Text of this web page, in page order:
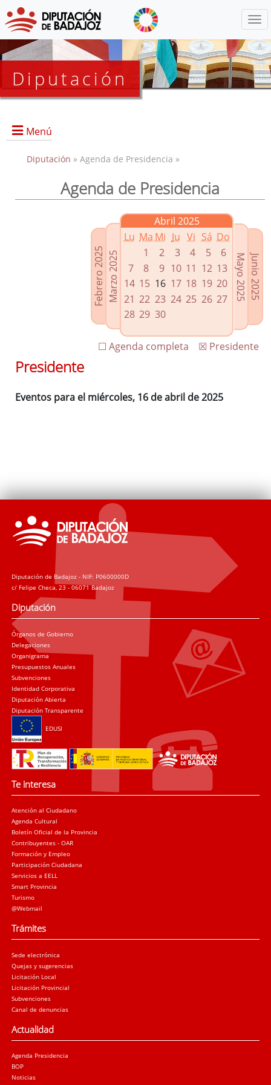
Diputación
Menú
Presidencia
Enlaces relacionados
Agenda de Presidencia
Plenos provinciales y Juntas de gobierno
Oficina de Proyectos Europeos
Diputación » Agenda de Presidencia »
Agenda de Presidencia
Febrero 2025Marzo 2025
Abril 2025
Lu Ma Mi Ju Vi Sá Do
1
2 3 4 5
6
7
8 9 10 11 12 13
14 15 16 17 18 19 20
21 22 23 24 25 26 27
28 29 30
Junio 2025
Mayo 2025
☒ Presidente
☐ Agenda completa
Presidente
Eventos para el miércoles, 16 de abril de 2025
Diputación de Badajoz - NIF: P0600000D
c/ Felipe Checa, 23 - 06071 Badajoz
Diputación
Órganos de Gobierno
Delegaciones
Organigrama
Presupuestos Anuales
Subvenciones
Identidad Corporativa
Diputación Abierta
Diputación Transparente
EDUSI
Te interesa
Atención al Ciudadano
Agenda Cultural
Boletín Oficial de la Provincia
Contribuyentes - OAR
Formación y Empleo
Participación Ciudadana
Servicios a EELL
Smart Provincia
Turismo
@Webmail
Trámites
Sede electrónica
Quejas y sugerencias
Licitación Local
Licitación Provincial
Subvenciones
Canal de denuncias
Actualidad
Agenda Presidencia
BOP
Noticias